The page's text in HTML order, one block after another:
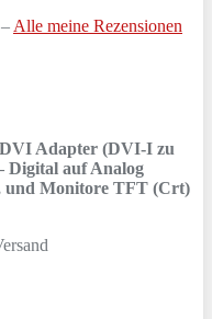
– Alle meine Rezensionen
Adapter (DVI-I zu
Digital auf Analog
und Monitore TFT (Crt)